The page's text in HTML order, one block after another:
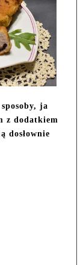
ja
z dodatkiem
dosłownie